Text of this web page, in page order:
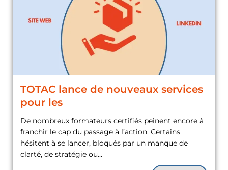
TOTAC lance de nouveaux services
pour les
De nombreux formateurs certifiés peinent encore à
franchir le cap du passage à l’action. Certains
hésitent à se lancer, bloqués par un manque de
clarté, de stratégie ou...